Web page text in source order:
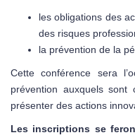
les obligations des
des risques
la prévention de la
Cette conférence sera
prévention auxquels sont
présenter des actions
Les inscriptions se